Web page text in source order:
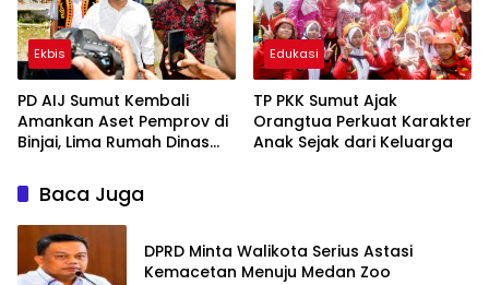
Ekbis
PD AIJ Sumut Kembali
Amankan Aset Pemprov di
Binjai, Lima Rumah Dinas
Edukasi
TP PKK Sumut Ajak
Orangtua Perkuat Karakter
Anak Sejak dari Keluarga
Baca Juga
DPRD Minta Walikota Serius Astasi
Kemacetan Menuju Medan Zoo